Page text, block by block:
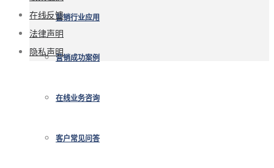
营销行业应用
营销成功案例
在线业务咨询
客户常见问答
在线反馈
法律声明
隐私声明